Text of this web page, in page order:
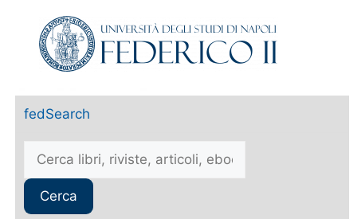
fedSearch